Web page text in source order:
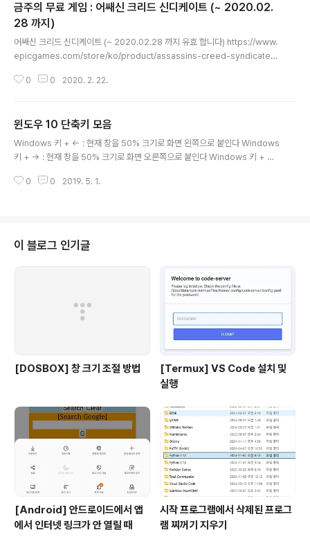
금주의 무료 게임 : 어쌔신 크리드 신디케이트 (~ 2020.02.
28 까지)
어쌔신 크리드 신디케이트 (~ 2020.02.28 까지 유효 합니다) https://www.
epicgames.com/store/ko/product/assassins-creed-syndicate/h
1868년 런던. 산업 혁명의 중심부에서 자신감과 카리스마로 무장한 암살자 제
0 0 2020. 2. 22.
윈도우 10 단축키 모음
Windows 키 + ← : 현재 창을 50% 크기로 화면 왼쪽으로 붙인다 Windows
키 + → : 현재 창을 50% 크기로 화면 오른쪽으로 붙인다 Windows 키 + ↑ :
Windows 키 + D : 모든 창을 최소화 한다 (바탕화면을 보이게 한다) Windo
상 데스크톱으로 이동한다 Windows 키 + Ctrl + F4 : 현재 가상 ..
0 0 2019. 5. 1.
이 블로그 인기글
[DOSBOX] 창 크기 조절 방법
[Termux] VS Code 설치 및
실행
[Android] 안드로이드에서 앱
에서 인터넷 링크가 안 열릴 때
시작 프로그램에서 삭제된 프로그
램 찌꺼기 지우기